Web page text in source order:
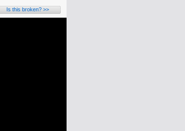
Is this broken? >>